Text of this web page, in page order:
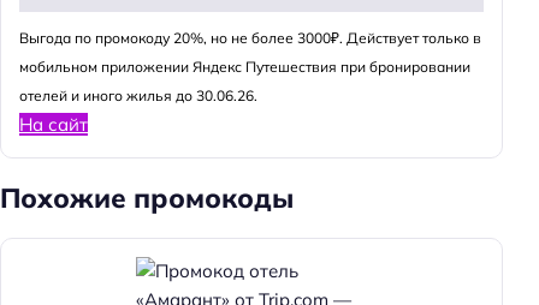
Выгода по промокоду 20%, но не более 3000₽. Действует только в
мобильном приложении Яндекс Путешествия при бронировании
отелей и иного жилья до 30.06.26.
На сайт
Похожие промокоды